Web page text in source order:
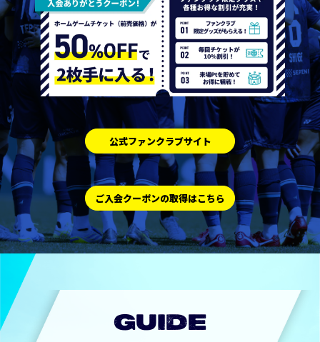
公式ファンクラブサイト
ご入会クーポンの取得はこちら
GUIDE